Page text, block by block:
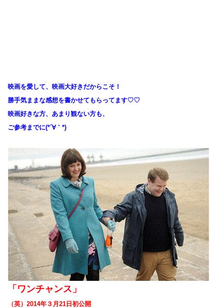
映画を愛して、映画大好きだからこそ！
勝手気ままな感想を書かせてもらってます♡♡
映画好きな方、あまり観ない方も、
ご参考までに(*´∀｀*)
「ワンチャンス」
（英） 2014年３月21日初公開